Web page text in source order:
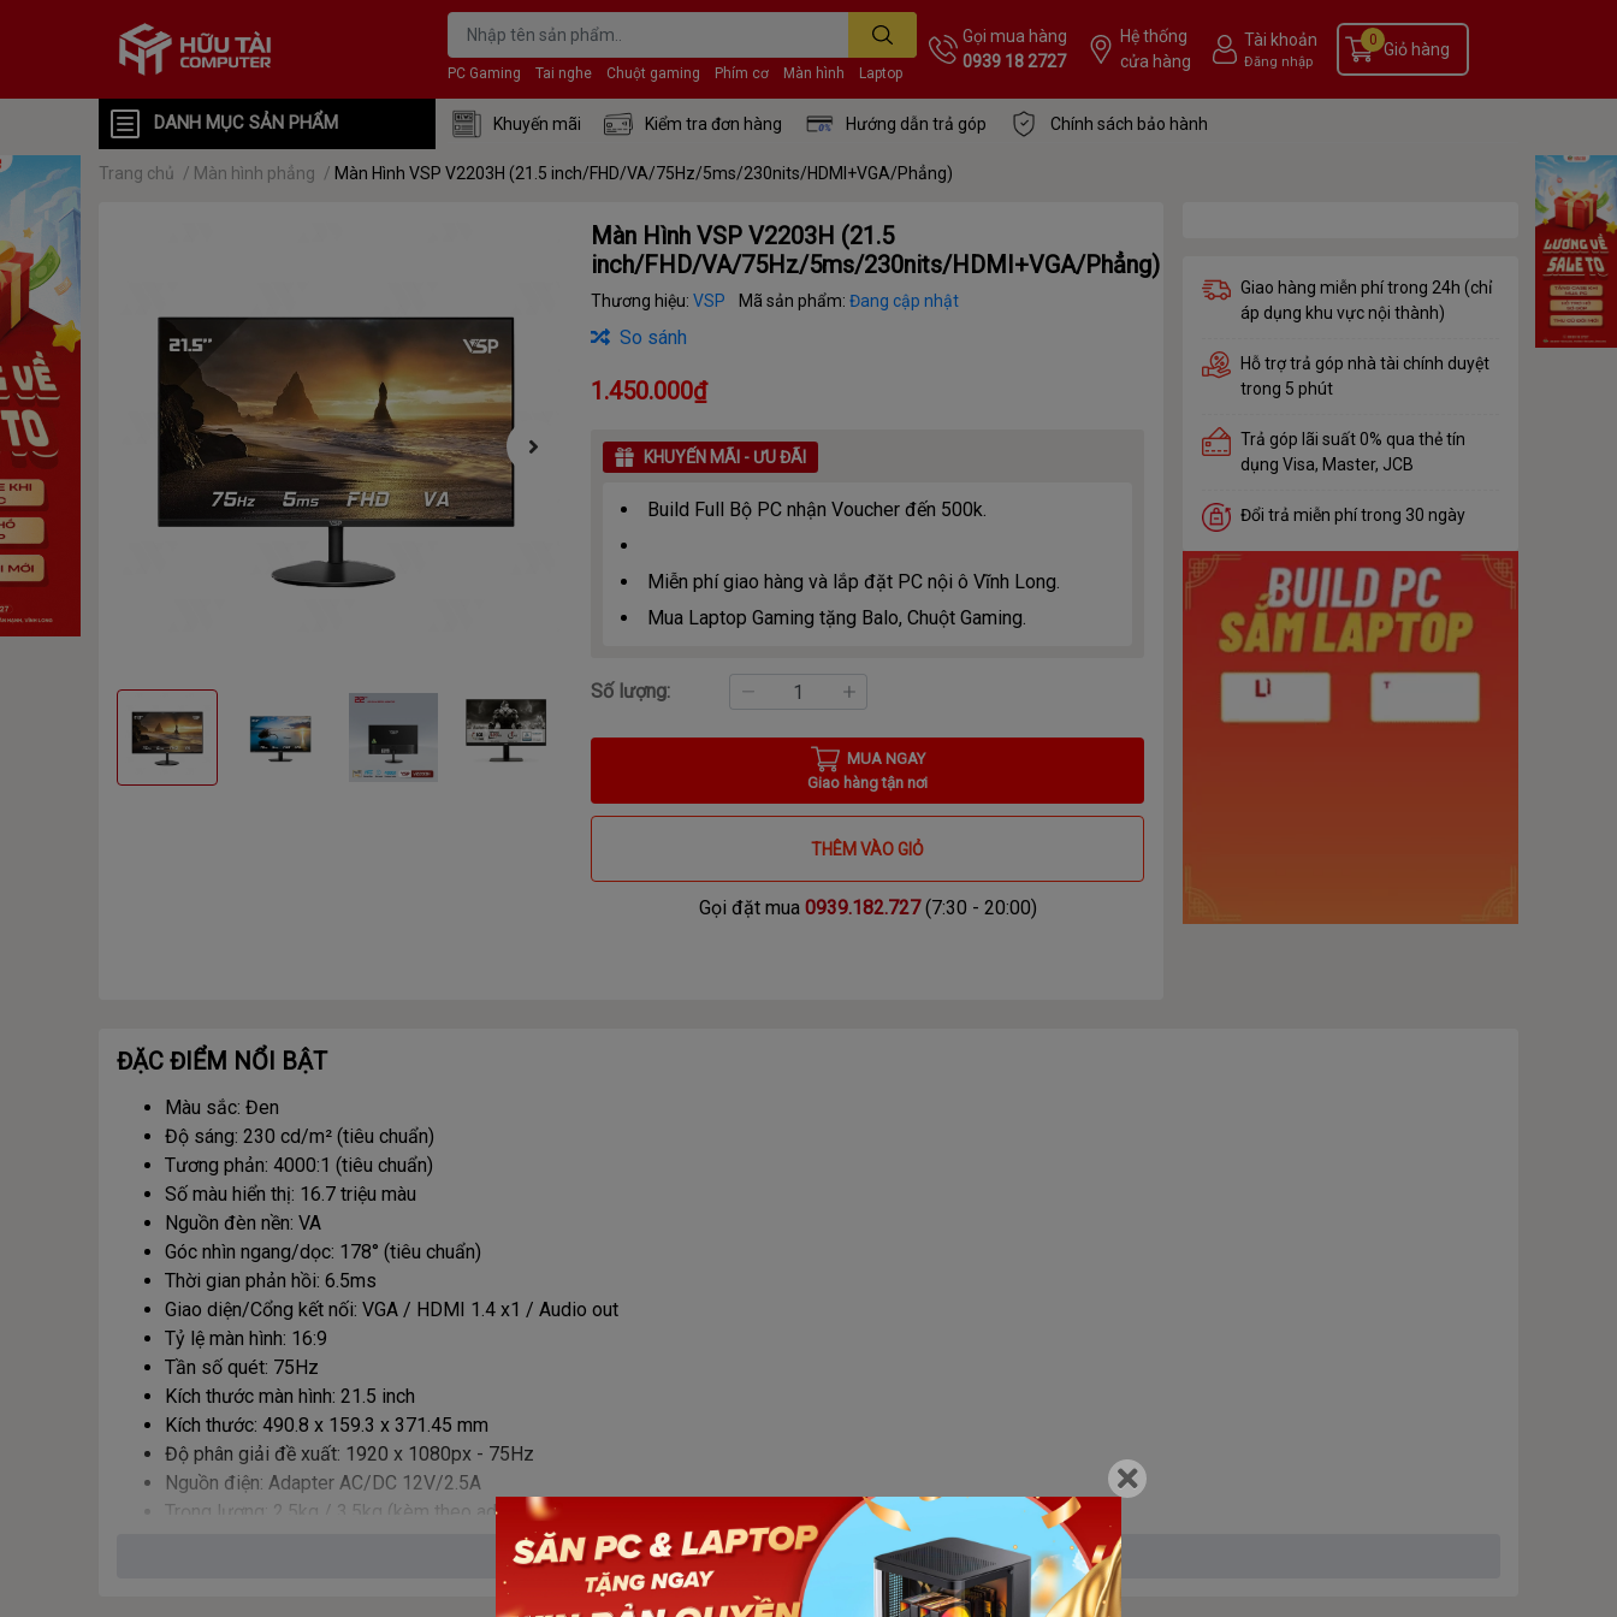
PC Gaming Tai nghe Chuột gaming Phím cơ Màn hình Laptop
Gọi mua hàng
0939 18 2727
Hệ thống
cửa hàng
Tài khoản
Đăng nhập
Giỏ hàng
0
DANH MỤC SẢN PHẨM Khuyến mãi Kiểm tra đơn hàng Hướng dẫn trả góp Chính sách bảo hành
Trang chủ / Màn hình phẳng / Màn Hình VSP V2203H (21.5 inch/FHD/VA/75Hz/5ms/230nits/HDMI+VGA/Phẳng)
Màn Hình VSP V2203H (21.5
inch/FHD/VA/75Hz/5ms/230nits/HDMI+VGA/Phẳng)
Thương hiệu:VSP Mã sản phẩm:Đang cập nhật
So sánh
1.450.000₫
KHUYẾN MÃI - ƯU ĐÃI
Build Full Bộ PC nhận Voucher đến 500k.
Miễn phí giao hàng và lắp đặt PC nội ô Vĩnh Long.
Mua Laptop Gaming tặng Balo, Chuột Gaming.
Số lượng:
MUA NGAY
Giao hàng tận nơi
THÊM VÀO GIỎ
Gọi đặt mua 0939.182.727(7:30 - 20:00)
Giao hàng miễn phí trong 24h (chỉ
áp dụng khu vực nội thành)
Hỗ trợ trả góp nhà tài chính duyệt
trong 5 phút
Trả góp lãi suất 0% qua thẻ tín
dụng Visa, Master, JCB
Đổi trả miễn phí trong 30 ngày
ĐẶC ĐIỂM NỔI BẬT
Màu sắc: Đen
Độ sáng: 230 cd/m² (tiêu chuẩn)
Tương phản: 4000:1 (tiêu chuẩn)
Số màu hiển thị: 16.7 triệu màu
Nguồn đèn nền: VA
Góc nhìn ngang/dọc: 178° (tiêu chuẩn)
Thời gian phản hồi: 6.5ms
Giao diện/Cổng kết nối: VGA / HDMI 1.4 x1 / Audio out
Tỷ lệ màn hình: 16:9
Tần số quét: 75Hz
Kích thước màn hình: 21.5 inch
Kích thước: 490.8 x 159.3 x 371.45 mm
Độ phân giải đề xuất: 1920 x 1080px - 75Hz
Nguồn điện: Adapter AC/DC 12V/2.5A
Trọng lượng: 2.5kg / 3.5kg (kèm theo adapter)
Xem thêm